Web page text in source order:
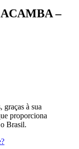
–
graças à sua
proporciona
Brasil.